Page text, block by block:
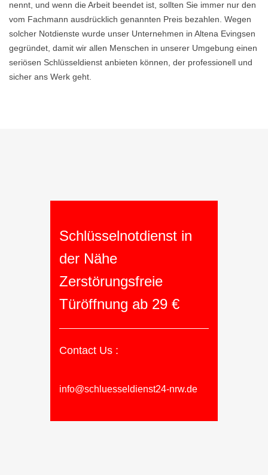
nennt, und wenn die Arbeit beendet ist, sollten Sie immer nur den
vom Fachmann ausdrücklich genannten Preis bezahlen. Wegen
solcher Notdienste wurde unser Unternehmen in Altena Evingsen
gegründet, damit wir allen Menschen in unserer Umgebung einen
seriösen Schlüsseldienst anbieten können, der professionell und
sicher ans Werk geht.
Schlüsselnotdienst in
der Nähe
Zerstörungsfreie
Türöffnung ab 29 €
Contact Us :
info@schluesseldienst24-nrw.de